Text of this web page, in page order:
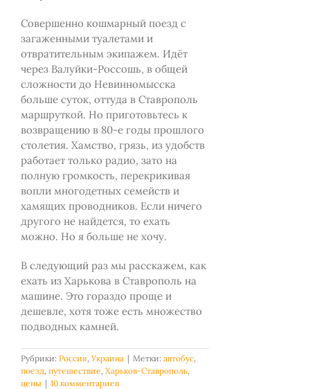
Совершенно кошмарный поезд с
загаженными туалетами и
отвратительным экипажем. Идёт
через Валуйки-Россошь, в общей
сложности до Невинномысска
больше суток, оттуда в Ставрополь
маршруткой. Но приготовьтесь к
возвращению в 80-е годы прошлого
столетия. Хамство, грязь, из удобств
работает только радио, зато на
полную громкость, перекрикивая
вопли многодетных семейств и
хамящих проводников. Если ничего
другого не найдется, то ехать
можно. Но я больше не хочу.
В следующий раз мы расскажем, как
ехать из Харькова в Ставрополь на
машине. Это гораздо проще и
дешевле, хотя тоже есть множество
подводных камней.
Рубрики: Россия Украина | Метки: автобус
поезд путешествие Харьков-Ставрополь
цены | 10 комментариев